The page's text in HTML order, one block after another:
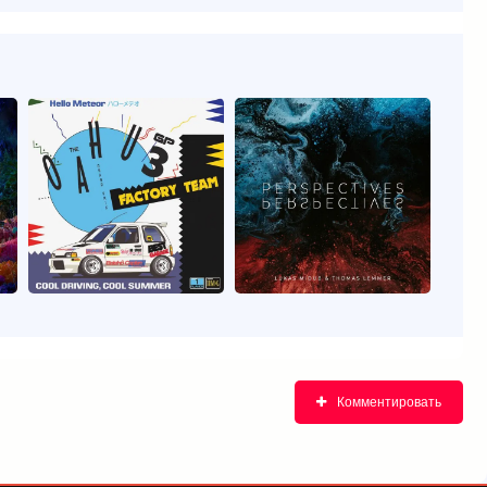
Комментировать